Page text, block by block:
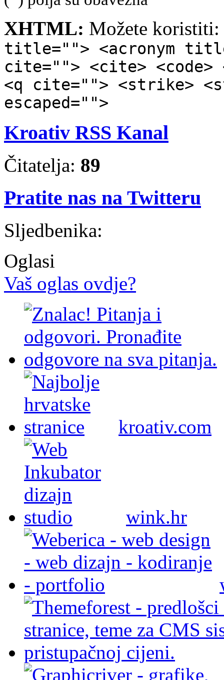
XHTML: Možete koristiti:
title=""> <acronym
cite=""> <cite> <code>
<q cite=""> <strike>
escaped="">
Kroativ RSS Kanal
Čitatelja: 89
Pratite nas na Twitteru
Sljedbenika:
Oglasi
Vaš oglas ovdje?
kroativ.com
wink.hr